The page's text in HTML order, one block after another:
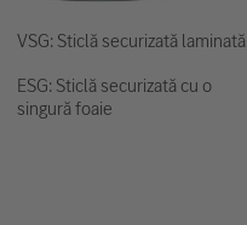
VSG: Sticlă securizată laminată
ESG: Sticlă securizată cu o
singură foaie